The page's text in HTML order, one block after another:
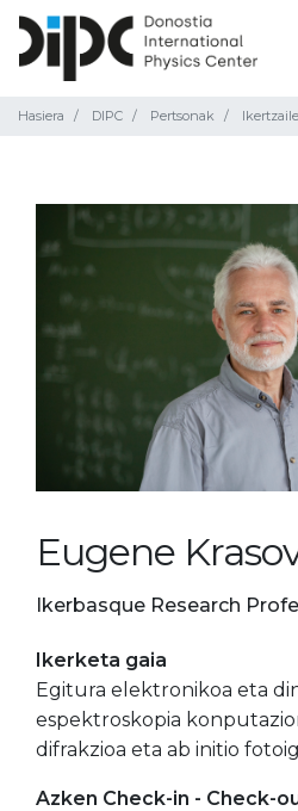
Hasiera DIPC Pertsonak
Eugene
Ikerbasque Research
Ikerketa gaia
Egitura elektronikoa eta
espektroskopia
difrakzioa eta ab initio
Azken Check-in - Check-